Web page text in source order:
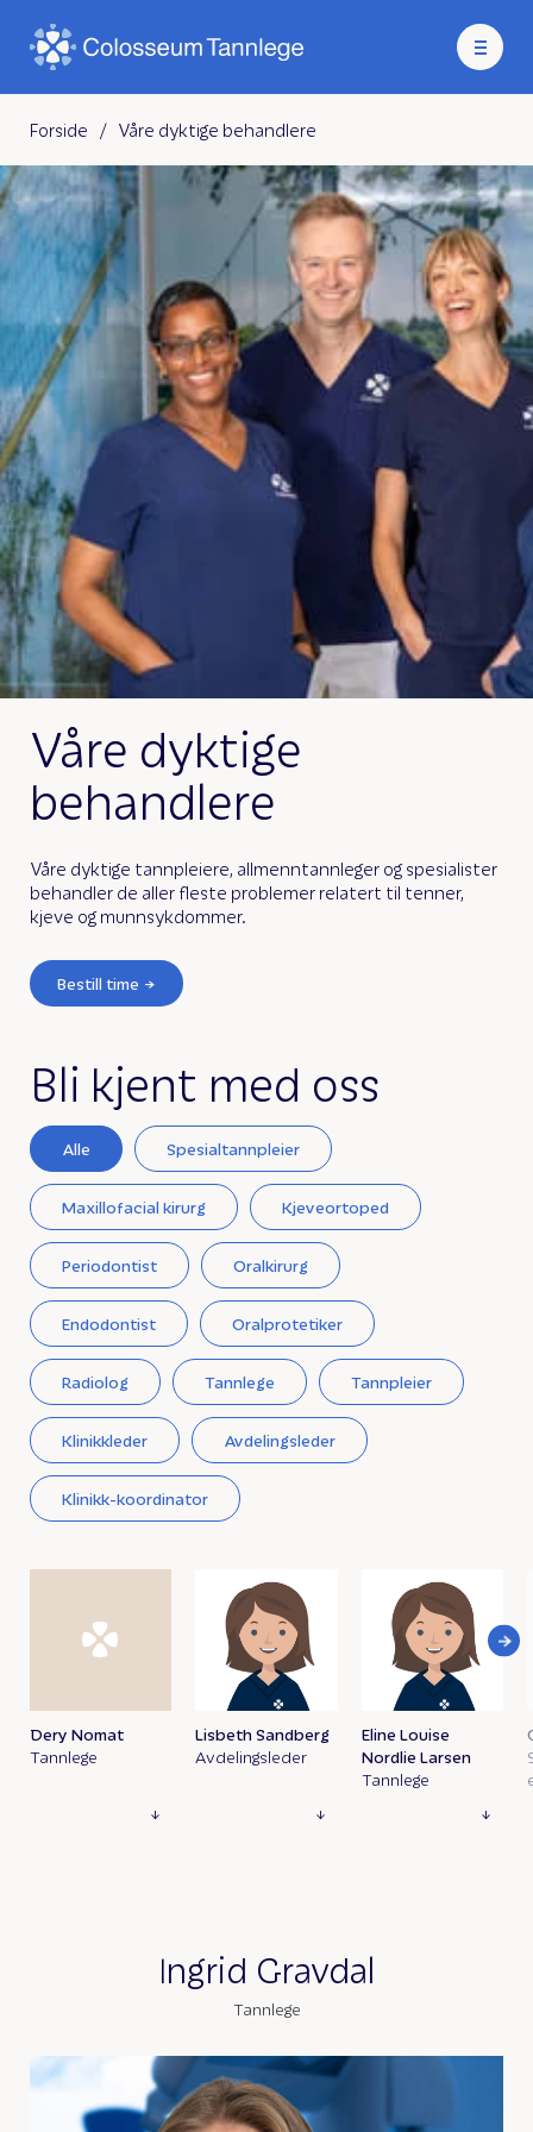
Forside / Våre dyktige behandlere
Våre dyktige
behandlere
Våre dyktige tannpleiere, allmenntannleger og spesialister
behandler de aller fleste problemer relatert til tenner,
kjeve og munnsykdommer.
Bestill time
Bli kjent med oss
Alle Spesialtannpleier
Maxillofacial kirurg Kjeveortoped
Periodontist Oralkirurg
Endodontist Oralprotetiker
Radiolog Tannlege Tannpleier
Klinikkleder Avdelingsleder
Klinikk-koordinator
Dery Nomat
Tannlege
Lisbeth Sandberg
Avdelingsleder
Eline Louise
Nordlie Larsen
Tannlege
Ingrid Gravdal
Tannlege